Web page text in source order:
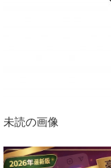
未読の画像